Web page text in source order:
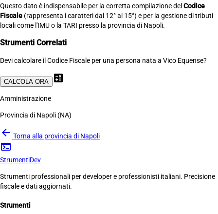
Questo dato è indispensabile per la corretta compilazione del Codice
Fiscale (rappresenta i caratteri dal 12° al 15°) e per la gestione di tributi
locali come l'IMU o la TARI presso la provincia di Napoli.
Strumenti Correlati
Devi calcolare il Codice Fiscale per una persona nata a Vico Equense?
CALCOLA ORA calculate
Amministrazione
Provincia di Napoli (NA)
arrow_back Torna alla provincia di Napoli
terminal
StrumentiDev
Strumenti professionali per developer e professionisti italiani. Precisione
fiscale e dati aggiornati.
Strumenti